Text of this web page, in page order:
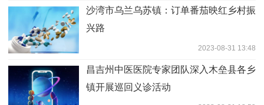
沙湾市乌兰乌苏镇：订单番茄映红乡村振
兴路
2023-08-31 13:48
昌吉州中医医院专家团队深入木垒县各乡
镇开展巡回义诊活动